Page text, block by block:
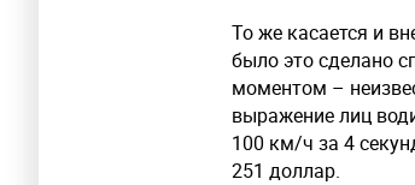
То же касается и
было это сделано
моментом –
выражение лиц
100 км/ч за 4
251 доллар.